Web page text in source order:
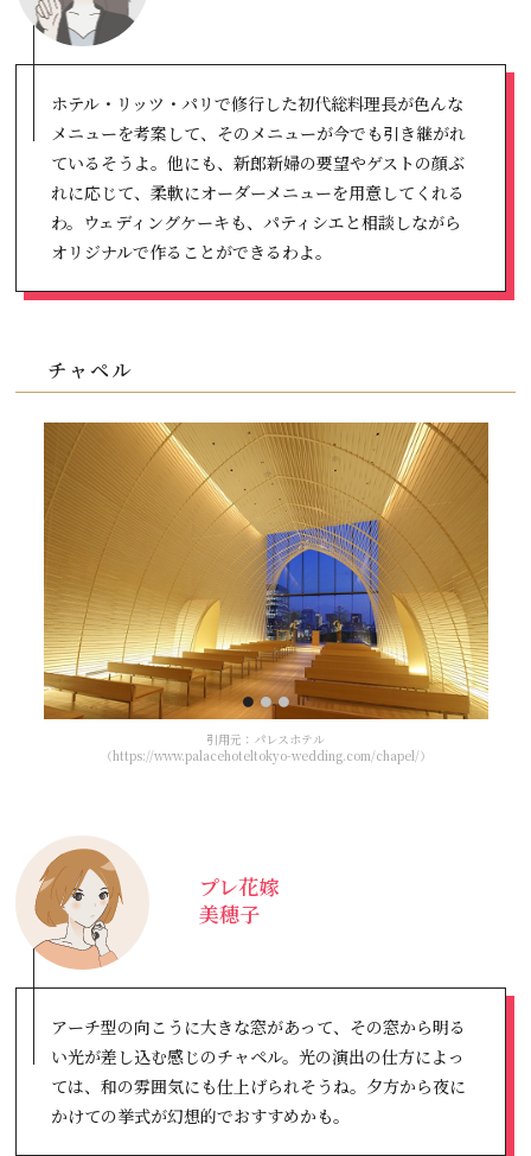
ホテル・リッツ・パリで修行した初代総料理長が色んな
メニューを考案して、そのメニューが今でも引き継がれ
ているそうよ。他にも、新郎新婦の要望やゲストの顔ぶ
れに応じて、柔軟にオーダーメニューを用意してくれる
わ。ウェディングケーキも、パティシエと相談しながら
オリジナルで作ることができるわよ。
チャペル
引用元：パレスホテル
（https://www.palacehoteltokyo-wedding.com/chapel/）
アーチ型の向こうに大きな窓があって、その窓から明る
い光が差し込む感じのチャペル。光の演出の仕方によっ
ては、和の雰囲気にも仕上げられそうね。夕方から夜に
かけての挙式が幻想的でおすすめかも。
プレ花嫁
美穂子